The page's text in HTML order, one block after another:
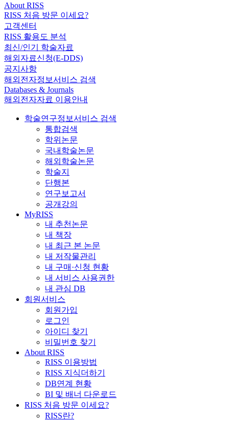
About RISS
RISS 처음 방문 이세요?
고객센터
RISS 활용도 분석
최신/인기 학술자료
해외자료신청(E-DDS)
공지사항
해외전자정보서비스 검색
Databases & Journals
해외전자자료 이용안내
학술연구정보서비스 검색
통합검색
학위논문
국내학술논문
해외학술논문
학술지
단행본
연구보고서
공개강의
MyRISS
내 추천논문
내 책장
내 최근 본 논문
내 저작물관리
내 구매·신청 현황
내 서비스 사용권한
내 관심 DB
회원서비스
회원가입
로그인
아이디 찾기
비밀번호 찾기
About RISS
RISS 이용방법
RISS 지식더하기
DB연계 현황
BI 및 배너 다운로드
RISS 처음 방문 이세요?
RISS란?